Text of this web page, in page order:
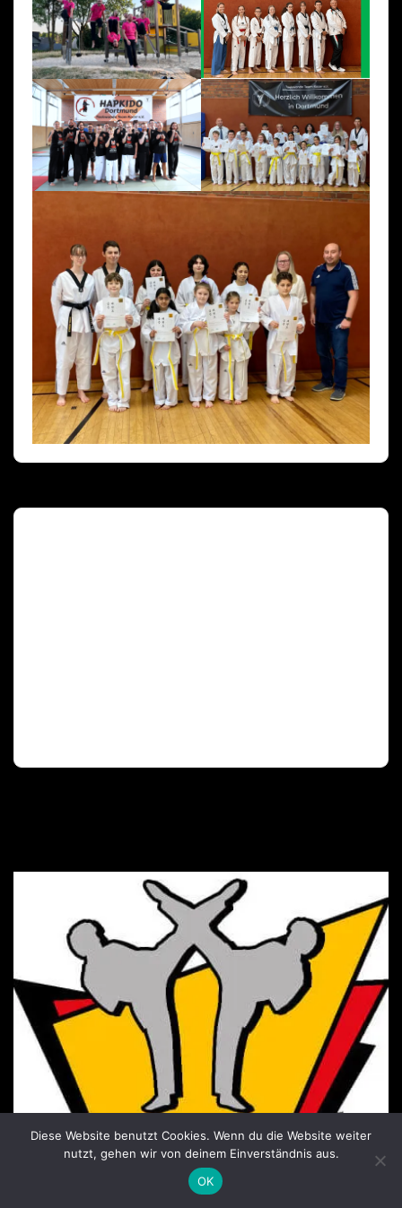
Diese Website benutzt Cookies. Wenn du die Website weiter
nutzt, gehen wir von deinem Einverständnis aus.
OK